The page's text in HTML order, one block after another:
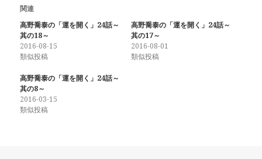
関連
高野喬泰の「運を開く」24話～
其の18～
2016-08-15
類似投稿
高野喬泰の「運を開く」24話～
其の17～
2016-08-01
類似投稿
高野喬泰の「運を開く」24話～
其の8～
2016-03-15
類似投稿